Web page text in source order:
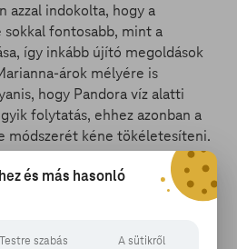
azzal indokolta, hogy a
fontosabb, mint a
így inkább újító megoldások
árok mélyére is
hogy Pandora víz alatti
folytatás, ehhez azonban a
módszerét kéne tökéletesíteni.
elkészültek, Josh Friedman
krónikái), Shane Salerno
és más hasonló
Testre szabás A sütikről